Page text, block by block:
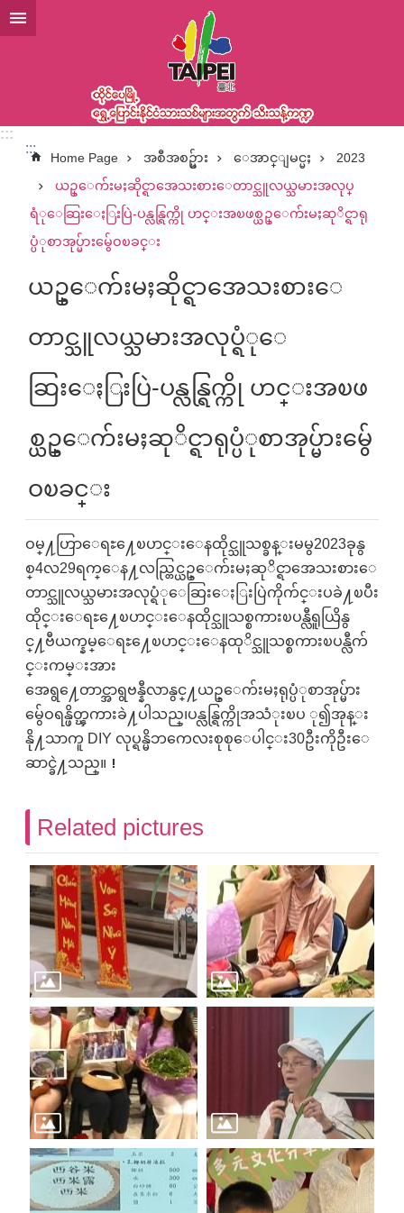
အဓိကအကြောင်းအရာပိတ်ပင်မှုကိုကျော်လိုက်ပါ
:::
:::
Home Page အစီအစဥ္မ်ား ေအာင္ျမင္မႈ
2023
ယဥ္ေက်းမႈဆိုင္ရာအေသးစားေတာင္သူလယ္သမားအလုပ္
ရံုေဆြးေႏြးပြဲ-ပန္လန္ရြက္ကို ဟင္းအၿဖစ္ယဥ္ေက်းမႈဆုိင္ရာရု
ပ္ပံုစာအုပ္မ်ားမွ်ေဝၿခင္း
ယဥ္ေက်းမႈဆိုင္ရာအေသးစားေ
တာင္သူလယ္သမားအလုပ္ရံုေ
ဆြးေႏြးပြဲ-ပန္လန္ရြက္ကို ဟင္းအၿဖ
စ္ယဥ္ေက်းမႈဆုိင္ရာရုပ္ပံုစာအုပ္မ်ားမွ်ေ
ဝၿခင္း
ဝမ္႔ဟြာေရႊ႔ေၿပာင္းေနထိုင္သူသစ္ခန္းမမွ2023ခုနွ
စ္4လ29ရက္ေန႔လည္တြင္ယဥ္ေက်းမႈဆုိင္ရာအေသးစားေ
တာင္သူလယ္သမားအလုပ္ရံုေဆြးေႏြးပြဲကိုက်င္းပခဲ႔ၿပီး
ထိုင္းေရႊ႔ေၿပာင္းေနထိုင္သူသစ္စကားၿပန္လီရူယြိနွ
င္႔ဗီယက္နမ္ေရႊ႔ေၿပာင္းေနထုိင္သူသစ္စကားၿပန္လီက်
င္းကမ္းအား
အေရွ႔ေတာင္အာရွဗန္နီလာနွင္႔ယဥ္ေက်းမႈရုပ္ပံုစာအုပ္မ်ား
မွ်ေဝရန္ဖိတ္ၾကားခဲ႔ပါသည္၊ပန္လန္ရြက္ကိုအသံုးၿပ ု၍အုန္း
နို႔သာကူ DIY လုပ္ရန္မိဘကေလးစုစုေပါင္း30ဦးကိုဦးေ
ဆာင္ခဲ႔သည္။！
Related pictures